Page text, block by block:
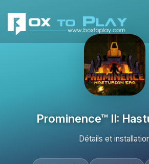
Prominence™ II:
Détails et